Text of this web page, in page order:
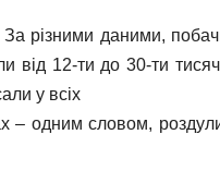
різними даними,
від 12-ти до 30-ти
у всіх
– одним словом,